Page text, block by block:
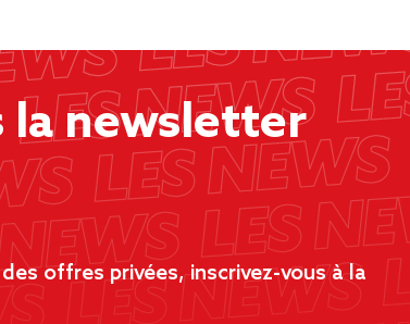
la newsletter
offres privées, inscrivez-vous à la